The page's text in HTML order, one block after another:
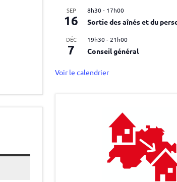
SEP
16
8h30- 17h00
Sortie des aînés et du
DÉC
7
19h30- 21h00
Conseil général
Voir le calendrier